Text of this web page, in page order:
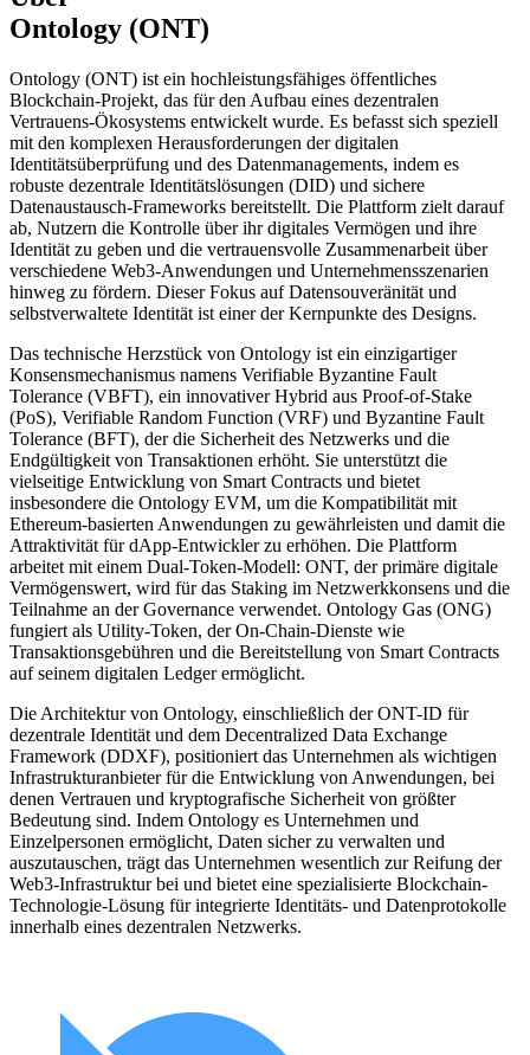
Ontology (ONT)
Ontology (ONT) ist ein hochleistungsfähiges öffentliches
Blockchain-Projekt, das für den Aufbau eines dezentralen
Vertrauens-Ökosystems entwickelt wurde. Es befasst sich speziell
mit den komplexen Herausforderungen der digitalen
Identitätsüberprüfung und des Datenmanagements, indem es
robuste dezentrale Identitätslösungen (DID) und sichere
Datenaustausch-Frameworks bereitstellt. Die Plattform zielt darauf
ab, Nutzern die Kontrolle über ihr digitales Vermögen und ihre
Identität zu geben und die vertrauensvolle Zusammenarbeit über
verschiedene Web3-Anwendungen und Unternehmensszenarien
hinweg zu fördern. Dieser Fokus auf Datensouveränität und
selbstverwaltete Identität ist einer der Kernpunkte des Designs.
Das technische Herzstück von Ontology ist ein einzigartiger
Konsensmechanismus namens Verifiable Byzantine Fault
Tolerance (VBFT), ein innovativer Hybrid aus Proof-of-Stake
(PoS), Verifiable Random Function (VRF) und Byzantine Fault
Tolerance (BFT), der die Sicherheit des Netzwerks und die
Endgültigkeit von Transaktionen erhöht. Sie unterstützt die
vielseitige Entwicklung von Smart Contracts und bietet
insbesondere die Ontology EVM, um die Kompatibilität mit
Ethereum-basierten Anwendungen zu gewährleisten und damit die
Attraktivität für dApp-Entwickler zu erhöhen. Die Plattform
arbeitet mit einem Dual-Token-Modell: ONT, der primäre digitale
Vermögenswert, wird für das Staking im Netzwerkkonsens und die
Teilnahme an der Governance verwendet. Ontology Gas (ONG)
fungiert als Utility-Token, der On-Chain-Dienste wie
Transaktionsgebühren und die Bereitstellung von Smart Contracts
auf seinem digitalen Ledger ermöglicht.
Die Architektur von Ontology, einschließlich der ONT-ID für
dezentrale Identität und dem Decentralized Data Exchange
Framework (DDXF), positioniert das Unternehmen als wichtigen
Infrastrukturanbieter für die Entwicklung von Anwendungen, bei
denen Vertrauen und kryptografische Sicherheit von größter
Bedeutung sind. Indem Ontology es Unternehmen und
Einzelpersonen ermöglicht, Daten sicher zu verwalten und
auszutauschen, trägt das Unternehmen wesentlich zur Reifung der
Web3-Infrastruktur bei und bietet eine spezialisierte Blockchain-
Technologie-Lösung für integrierte Identitäts- und Datenprotokolle
innerhalb eines dezentralen Netzwerks.